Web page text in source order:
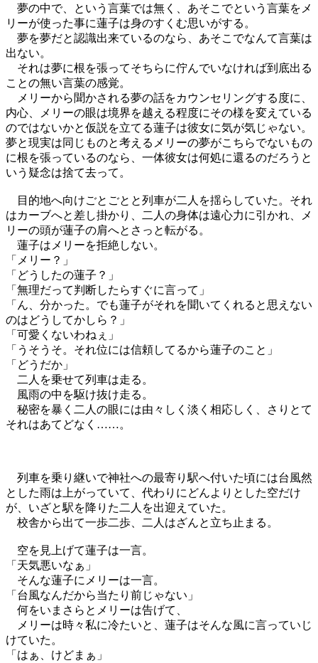
夢の中で、という言葉では無く、あそこでという言葉をメ
リーが使った事に蓮子は身のすくむ思いがする。
夢を夢だと認識出来ているのなら、あそこでなんて言葉は
出ない。
それは夢に根を張ってそちらに佇んでいなければ到底出る
ことの無い言葉の感覚。
メリーから聞かされる夢の話をカウンセリングする度に、
内心、メリーの眼は境界を越える程度にその様を変えている
のではないかと仮説を立てる蓮子は彼女に気が気じゃない。
夢と現実は同じものと考えるメリーの夢がこちらでないもの
に根を張っているのなら、一体彼女は何処に還るのだろうと
いう疑念は捨て去って。
目的地へ向けごとごとと列車が二人を揺らしていた。それ
はカーブへと差し掛かり、二人の身体は遠心力に引かれ、メ
リーの頭が蓮子の肩へとさっと転がる。
蓮子はメリーを拒絶しない。
「メリー？」
「どうしたの蓮子？」
「無理だって判断したらすぐに言って」
「ん、分かった。でも蓮子がそれを聞いてくれると思えない
のはどうしてかしら？」
「可愛くないわねぇ」
「うそうそ。それ位には信頼してるから蓮子のこと」
「どうだか」
二人を乗せて列車は走る。
風雨の中を駆け抜け走る。
秘密を暴く二人の眼には由々しく淡く相応しく、さりとて
それはあてどなく……。
列車を乗り継いで神社への最寄り駅へ付いた頃には台風然
とした雨は上がっていて、代わりにどんよりとした空だけ
が、いざと駅を降りた二人を出迎えていた。
校舎から出て一歩二歩、二人はざんと立ち止まる。
空を見上げて蓮子は一言。
「天気悪いなぁ」
そんな蓮子にメリーは一言。
「台風なんだから当たり前じゃない」
何をいまさらとメリーは告げて、
メリーは時々私に冷たいと、蓮子はそんな風に言っていじ
けていた。
「はぁ、けどまぁ」